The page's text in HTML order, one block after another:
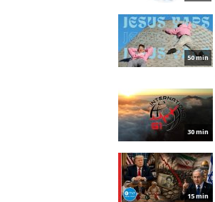
50 min
30 min
15 min